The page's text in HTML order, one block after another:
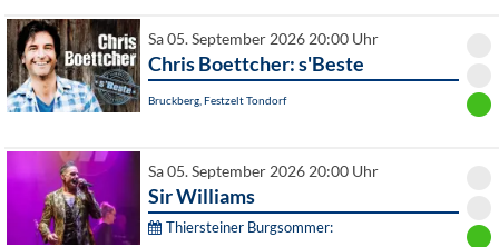
Sa 05. September 2026 20:00 Uhr
Chris Boettcher: s'Beste
Bruckberg, Festzelt Tondorf
Sa 05. September 2026 20:00 Uhr
Sir Williams
Thiersteiner Burgsommer: